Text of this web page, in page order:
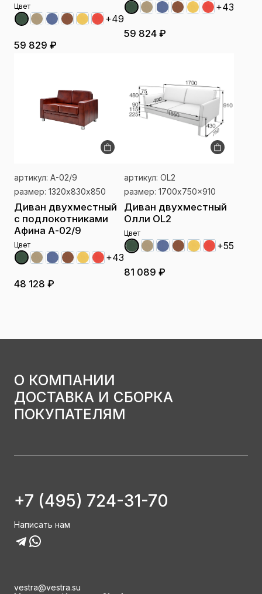
Цвет
+49
59 829 ₽
+43
59 824 ₽
артикул: А-02/9
размер: 1320х830х850
Диван двухместный
с подлокотниками
Афина А-02/9
Цвет
+43
48 128 ₽
артикул: OL2
размер: 1700x750x910
Диван двухместный
Олли OL2
Цвет
+55
81 089 ₽
О КОМПАНИИ
ДОСТАВКА И СБОРКА
ПОКУПАТЕЛЯМ
+7 (495) 724-31-70
Написать нам
vestra@vestra.su